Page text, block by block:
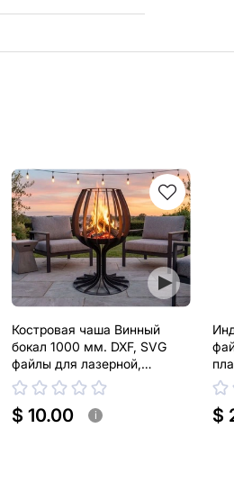
Костровая чаша Винный
бокал 1000 мм. DXF, SVG
файлы для лазерной,
плазменной резки
$ 10.00 i $